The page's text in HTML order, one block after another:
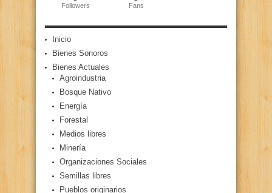
Followers Fans
Inicio
Bienes Sonoros
Bienes Actuales
Agroindustria
Bosque Nativo
Energía
Forestal
Medios libres
Minería
Organizaciones Sociales
Semillas libres
Pueblos originarios